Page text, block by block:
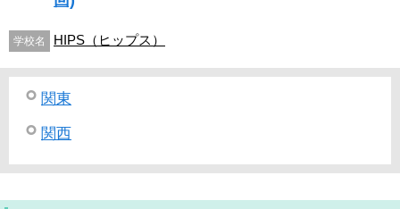
学校名 HIPS（ヒップス）
関東
関西